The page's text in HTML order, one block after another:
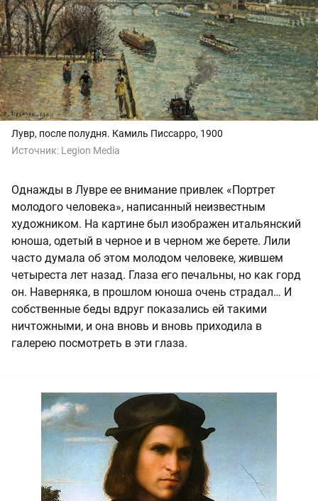
Лувр, после полудня. Камиль Писсарро, 1900
Источник: Legion Media
Однажды в Лувре ее внимание привлек «Портрет
молодого человека», написанный неизвестным
художником. На картине был изображен итальянский
юноша, одетый в черное и в черном же берете. Лили
часто думала об этом молодом человеке, жившем
четыреста лет назад. Глаза его печальны, но как горд
он. Наверняка, в прошлом юноша очень страдал… И
собственные беды вдруг показались ей такими
ничтожными, и она вновь и вновь приходила в
галерею посмотреть в эти глаза.